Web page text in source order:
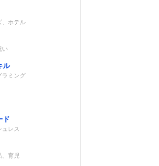
、ホテル
い
ル
ラミング
ド
ュレス
、育児